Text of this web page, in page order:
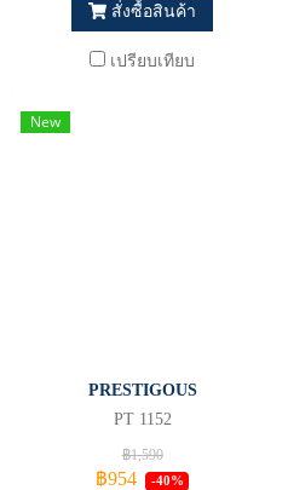
สั่งซื้อสินค้า
เปรียบเทียบ
New
PRESTIGOUS
PT 1152
฿1,590
฿954 -40%